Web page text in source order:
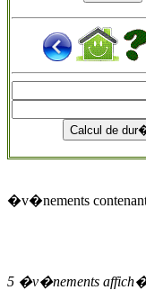
�v�nements
5 �v�nements